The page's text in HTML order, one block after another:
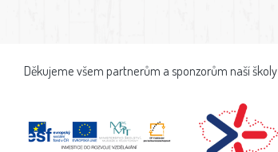
Děkujeme všem partnerům a sponzorům naší školy